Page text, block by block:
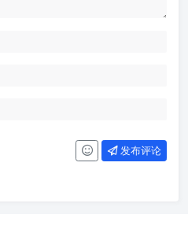
发布评论